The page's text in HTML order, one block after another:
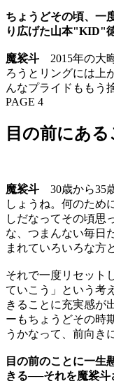
ちょうどその頃、一
り広げた山本"KID"
魔裟斗 2015年の大
ろうとリングには上
んなプライドももう
PAGE 4
目の前にあ
魔裟斗 30歳から35
しょうね。何のため
しだなってその頃思
な、つまんない毎日
まれていろいろな方
それで一度リセット
ていこう」という考
きることに充実感が
ーもちょうどその時
うかなって、前向き
目の前のことに一生
きる──それを魔裟斗